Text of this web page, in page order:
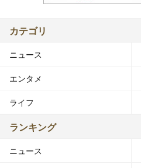
カテゴリ
ニュース
エンタメ
ライフ
ランキング
ニュース